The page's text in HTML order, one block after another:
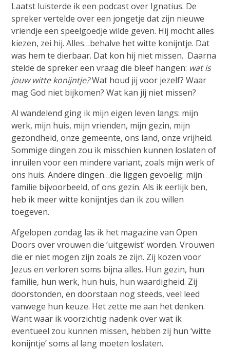
Laatst luisterde ik een podcast over Ignatius. De
spreker vertelde over een jongetje dat zijn nieuwe
vriendje een speelgoedje wilde geven. Hij mocht alles
kiezen, zei hij. Alles…behalve het witte konijntje. Dat
was hem te dierbaar. Dat kon hij niet missen. Daarna
stelde de spreker een vraag die bleef hangen: wat is
jouw witte konijntje?Wat houd jij voor jezelf? Waar
mag God niet bijkomen? Wat kan jij niet missen?
Al wandelend ging ik mijn eigen leven langs: mijn
werk, mijn huis, mijn vrienden, mijn gezin, mijn
gezondheid, onze gemeente, ons land, onze vrijheid.
Sommige dingen zou ik misschien kunnen loslaten of
inruilen voor een mindere variant, zoals mijn werk of
ons huis. Andere dingen…die liggen gevoelig: mijn
familie bijvoorbeeld, of ons gezin. Als ik eerlijk ben,
heb ik meer witte konijntjes dan ik zou willen
toegeven.
Afgelopen zondag las ik het magazine van Open
Doors over vrouwen die ‘uitgewist’ worden. Vrouwen
die er niet mogen zijn zoals ze zijn. Zij kozen voor
Jezus en verloren soms bijna alles. Hun gezin, hun
familie, hun werk, hun huis, hun waardigheid. Zij
doorstonden, en doorstaan nog steeds, veel leed
vanwege hun keuze. Het zette me aan het denken.
Want waar ik voorzichtig nadenk over wat ik
eventueel zou kunnen missen, hebben zij hun ‘witte
konijntje’ soms al lang moeten loslaten.